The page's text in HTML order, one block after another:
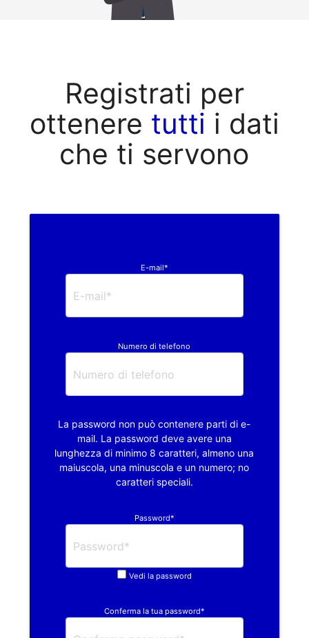
Registrati per
ottenere tutti i dati
che ti servono
E-mail*
Numero di telefono
La password non può contenere parti di e-
mail. La password deve avere una
lunghezza di minimo 8 caratteri, almeno una
maiuscola, una minuscola e un numero; no
caratteri speciali.
Password*
Vedi la password
Conferma la tua password*